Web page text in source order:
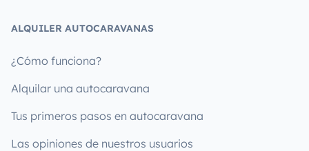
ALQUILER AUTOCARAVANAS
¿Cómo funciona?
Alquilar una autocaravana
Tus primeros pasos en autocaravana
Las opiniones de nuestros usuarios